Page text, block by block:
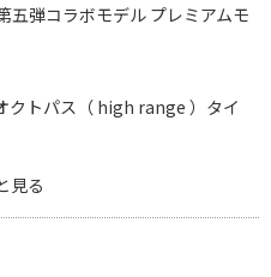
五弾コラボモデル プレミアムモ
クトパス（ high range ）タイ
見る